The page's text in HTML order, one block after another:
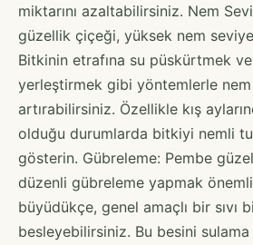
miktarını azaltabilirsiniz. Nem
güzellik çiçeği, yüksek nem
Bitkinin etrafına su püskürtmek
yerleştirmek gibi yöntemlerle
artırabilirsiniz. Özellikle kış
olduğu durumlarda bitkiyi nemli
gösterin. Gübreleme: Pembe
düzenli gübreleme yapmak
büyüdükçe, genel amaçlı bir sıvı
besleyebilirsiniz. Bu besini